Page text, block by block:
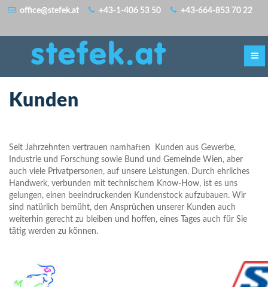
office@stefek.at +43-1-406 53 50 +43-664-853 70 22
stefek.at
Kunden
Seit Jahrzehnten vertrauen namhaften Kunden aus Gewerbe,
Industrie und Forschung sowie Bund und Gemeinde Wien, aber
auch viele Privatpersonen, auf unsere Leistungen. Durch ehrliches
Handwerk, verbunden mit technischem Know-How, ist es uns
gelungen, einen beeindruckenden Kundenstock aufzubauen. Wir
sind natürlich bemüht, den Ansprüchen unserer Kunden auch
weiterhin gerecht zu bleiben und hoffen, eines Tages auch für Sie
tätig werden zu können.